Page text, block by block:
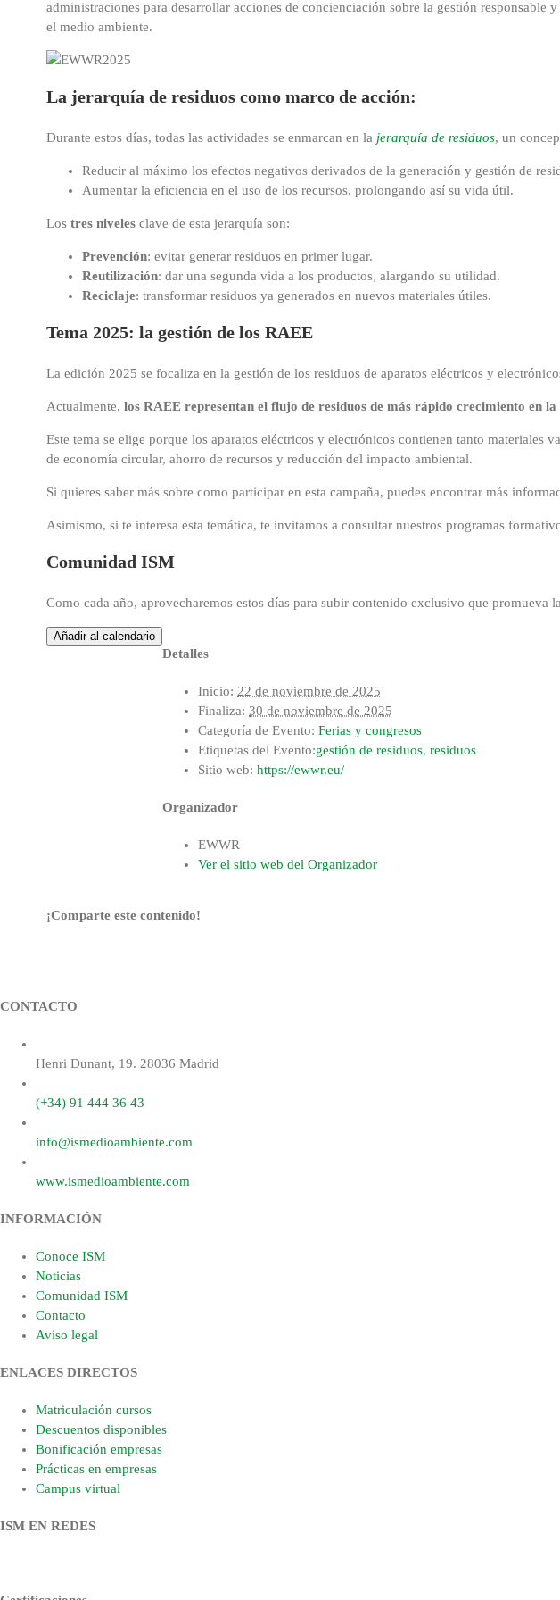
administraciones para desarrollar acciones de concienciación sobre la gestión
el medio ambiente.
La jerarquía de residuos como marco de acción:
Durante estos días, todas las actividades se enmarcan en la jerarquía de residuos, un
Reducir al máximo los efectos negativos derivados de la generación y gestión de
Aumentar la eficiencia en el uso de los recursos, prolongando así su vida útil.
Los tres niveles clave de esta jerarquía son:
Prevención: evitar generar residuos en primer lugar.
Reutilización: dar una segunda vida a los productos, alargando su utilidad.
Reciclaje: transformar residuos ya generados en nuevos materiales útiles.
Tema 2025: la gestión de los RAEE
La edición 2025 se focaliza en la gestión de los residuos de aparatos eléctricos y
Actualmente, los RAEE representan el flujo de residuos de más rápido crecimiento en la
Este tema se elige porque los aparatos eléctricos y electrónicos contienen tanto
de economía circular, ahorro de recursos y reducción del impacto ambiental.
Si quieres saber más sobre como participar en esta campaña, puedes encontrar más
Asimismo, si te interesa esta temática, te invitamos a consultar nuestros programas
Comunidad ISM
Como cada año, aprovecharemos estos días para subir contenido exclusivo que promueva
Añadir al calendario
Detalles
Inicio: 22 de noviembre de 2025
Finaliza: 30 de noviembre de 2025
Categoría de Evento: Ferias y congresos
Etiquetas del Evento:gestión de residuos, residuos
Sitio web: https://ewwr.eu/
Organizador
EWWR
Ver el sitio web del Organizador
¡Comparte este contenido!
CONTACTO
Henri Dunant, 19. 28036 Madrid
(+34) 91 444 36 43
info@ismedioambiente.com
www.ismedioambiente.com
INFORMACIÓN
Conoce ISM
Noticias
Comunidad ISM
Contacto
Aviso legal
ENLACES DIRECTOS
Matriculación cursos
Descuentos disponibles
Bonificación empresas
Prácticas en empresas
Campus virtual
ISM EN REDES